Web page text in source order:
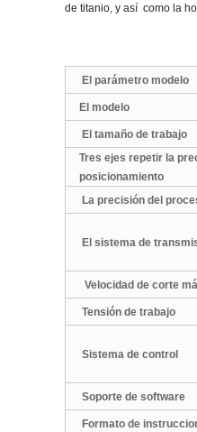
de titanio, y así como la
El parámetro modelo
El modelo
El tamaño de trabajo
Tres ejes repetir la
posicionamiento
La precisión del
El sistema de
Velocidad de corte
Tensión de trabajo
Sistema de control
Soporte de software
Formato de